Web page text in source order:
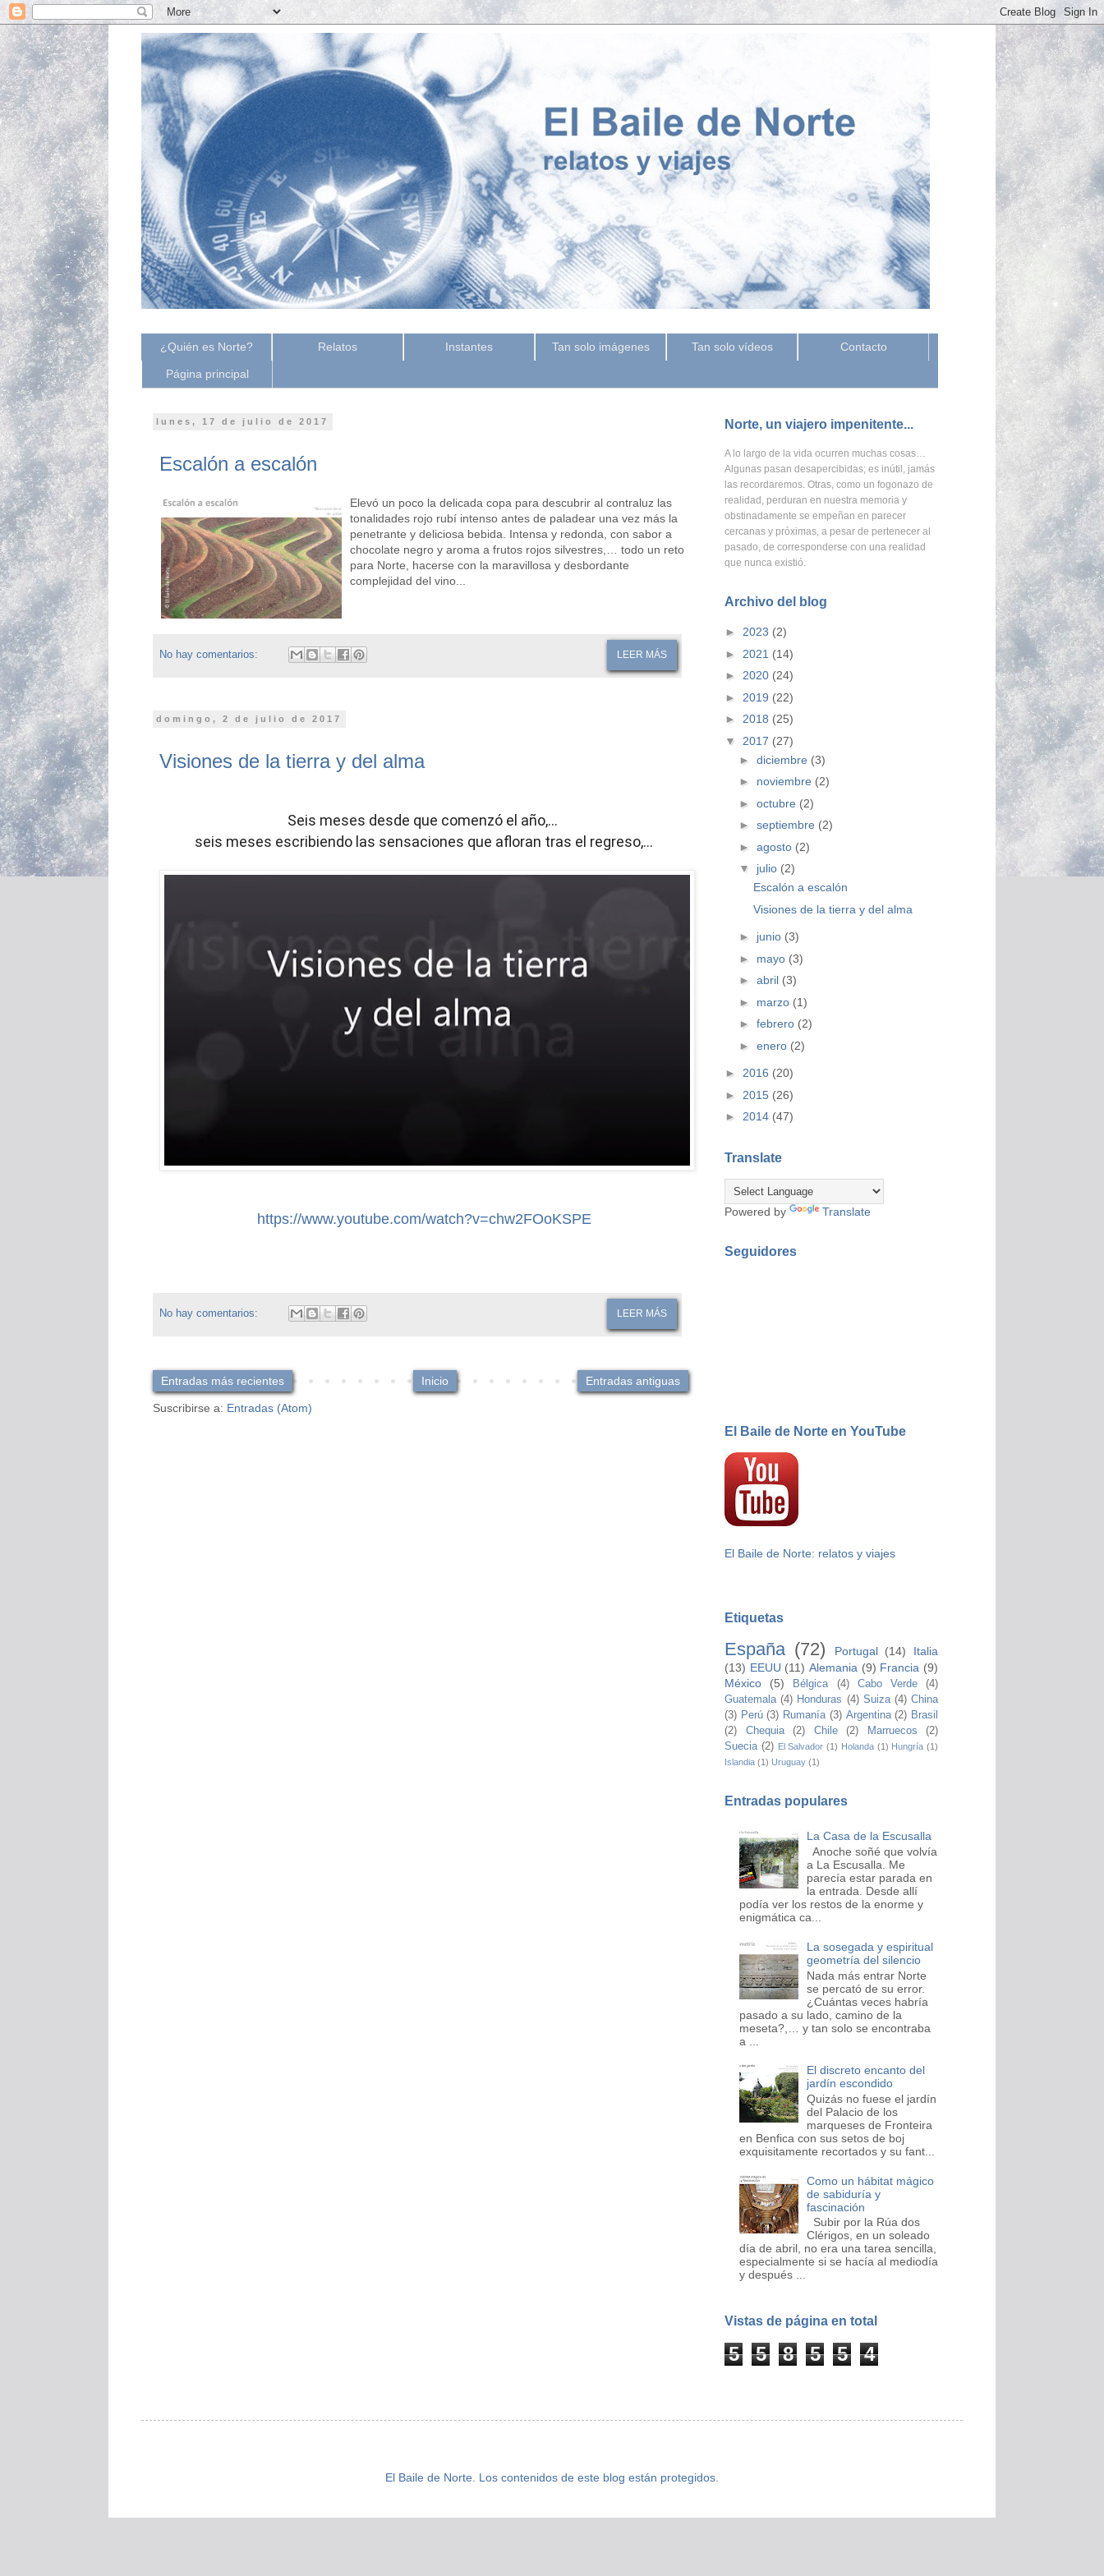
¿Quién es Norte? Relatos Instantes Tan solo imágenes Tan solo vídeos Contacto
Página principal
lunes, 17 de julio de 2017
Escalón a escalón
Elevó un poco la delicada copa para descubrir al contraluz las
tonalidades rojo rubí intenso antes de paladear una vez más la
penetrante y deliciosa bebida. Intensa y redonda, con sabor a
chocolate negro y aroma a frutos rojos silvestres,… todo un reto
para Norte, hacerse con la maravillosa y desbordante
complejidad del vino...
No hay comentarios: LEER MÁS
domingo, 2 de julio de 2017
Visiones de la tierra y del alma
Seis meses desde que comenzó el año,...
seis meses escribiendo las sensaciones que afloran tras el regreso,...
https://www.youtube.com/watch?v=chw2FOoKSPE
No hay comentarios: LEER MÁS
Entradas más recientes Entradas antiguas
Inicio
Suscribirse a: Entradas (Atom)
Norte, un viajero impenitente...
Alo largo de la vida ocurren muchas cosas…
Algunas pasan desapercibidas; es inútil, jamás
las recordaremos. Otras, como un fogonazo de
realidad, perduran en nuestra memoria y
obstinadamente se empeñan en parecer
cercanas y próximas, a pesar de pertenecer al
pasado, de corresponderse con una realidad
que nunca existió.
Archivo del blog
► 2023 (2)
► 2021 (14)
► 2020 (24)
► 2019 (22)
► 2018 (25)
▼ 2017 (27)
► diciembre (3)
► noviembre (2)
► octubre (2)
► septiembre (2)
► agosto (2)
▼ julio (2)
Escalón a escalón
Visiones de la tierra y del alma
► junio (3)
► mayo (3)
► abril (3)
► marzo (1)
► febrero (2)
► enero (2)
► 2016 (20)
► 2015 (26)
► 2014 (47)
Translate
Powered by Translate
Seguidores
El Baile de Norte en YouTube
El Baile de Norte: relatos y viajes
Etiquetas
España (72) Portugal (14)
Italia
(13) EEUU (11) Alemania (9) Francia (9)
México
(5) Bélgica (4) Cabo Verde
(4)
Guatemala (4) Honduras (4) Suiza (4) China
(3) Perú (3) Rumanía (3) Argentina (2) Brasil
(2)
Chequia (2) Chile (2) Marruecos
(2)
Suecia (2) El Salvador (1) Holanda (1) Hungría (1)
Islandia (1) Uruguay (1)
Entradas populares
La Casa de la Escusalla
Anoche soñé que volvía
a La Escusalla. Me
parecía estar parada en
la entrada. Desde allí
podía ver los restos de la enorme y
enigmática ca...
La sosegada y espiritual
geometría del silencio
Nada más entrar Norte
se percató de su error.
¿Cuántas veces habría
pasado a su lado, camino de la
meseta?,… y tan solo se encontraba
a ...
El discreto encanto del
jardín escondido
Quizás no fuese el jardín
del Palacio de los
marqueses de Fronteira
en Benfica con sus setos de boj
exquisitamente recortados y su fant...
Como un hábitat mágico
de sabiduría y
fascinación
Subir por la Rúa dos
Clérigos, en un soleado
día de abril, no era una tarea sencilla,
especialmente si se hacía al mediodía
y después ...
Vistas de página en total
5 5 8 5 5 4
El Baile de Norte. Los contenidos de este blog están protegidos.